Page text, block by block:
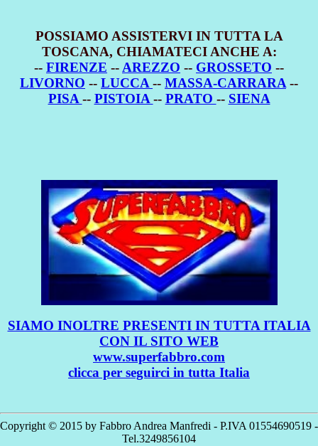
POSSIAMO ASSISTERVI IN TUTTA LA
TOSCANA, CHIAMATECI ANCHE A:
-- FIRENZE -- AREZZO -- GROSSETO --
LIVORNO -- LUCCA -- MASSA-CARRARA --
PISA -- PISTOIA -- PRATO -- SIENA
SIAMO INOLTRE PRESENTI IN TUTTA ITALIA
CON IL SITO WEB
www.superfabbro.com
clicca per seguirci in tutta Italia
Copyright © 2015 by Fabbro Andrea Manfredi - P.IVA 01554690519 -
Tel.3249856104